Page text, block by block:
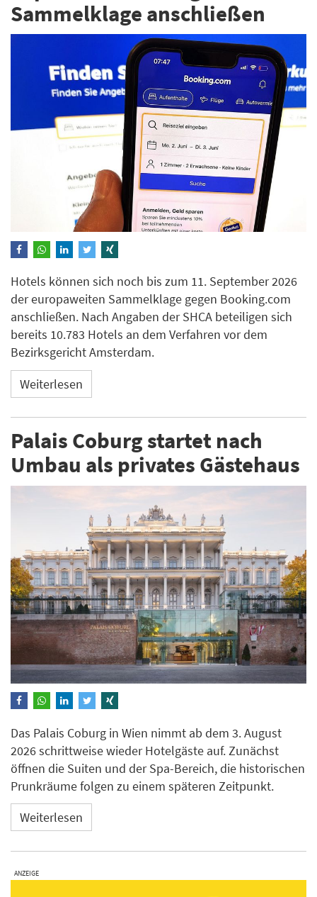
Sammelklage anschließen
Hotels können sich noch bis zum 11. September 2026
der europaweiten Sammelklage gegen Booking.com
anschließen. Nach Angaben der SHCA beteiligen sich
bereits 10.783 Hotels an dem Verfahren vor dem
Bezirksgericht Amsterdam.
Weiterlesen
Palais Coburg startet nach
Umbau als privates Gästehaus
Das Palais Coburg in Wien nimmt ab dem 3. August
2026 schrittweise wieder Hotelgäste auf. Zunächst
öffnen die Suiten und der Spa-Bereich, die historischen
Prunkräume folgen zu einem späteren Zeitpunkt.
Weiterlesen
ANZEIGE